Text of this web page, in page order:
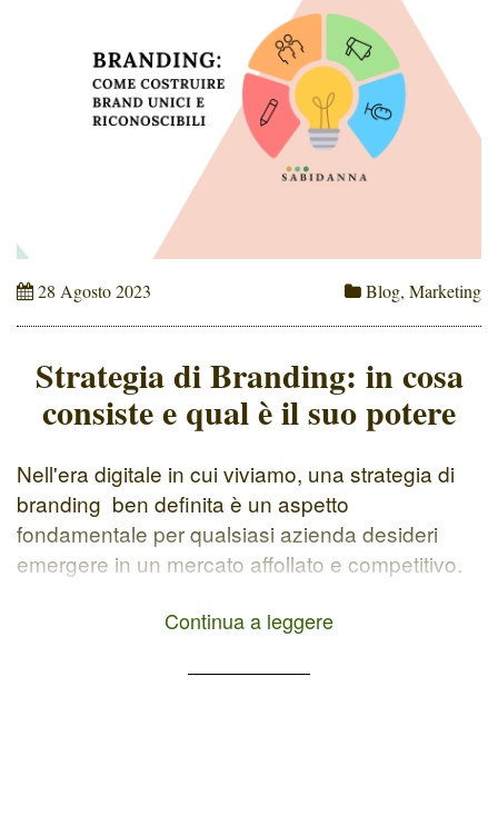
28 Agosto 2023 Blog, Marketing
Strategia di Branding: in cosa
consiste e qual è il suo potere
Nell'era digitale in cui viviamo, una strategia di
branding ben definita è un aspetto
fondamentale per qualsiasi azienda desideri
emergere in un mercato affollato e competitivo.
svolge nell'affermazione di un'identità di marca
accattivante oppure uno slogan memorabile. È
Continua a leggere